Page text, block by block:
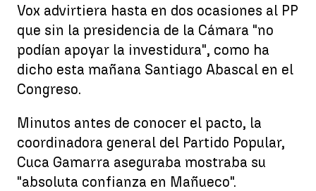
Vox advirtiera hasta en dos ocasiones al PP
que sin la presidencia de la Cámara "no
podían apoyar la investidura", como ha
dicho esta mañana Santiago Abascal en el
Congreso.
Minutos antes de conocer el pacto, la
coordinadora general del Partido Popular,
Cuca Gamarra aseguraba mostraba su
"absoluta confianza en Mañueco".